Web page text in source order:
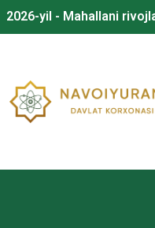
2026-yil - Mahallani